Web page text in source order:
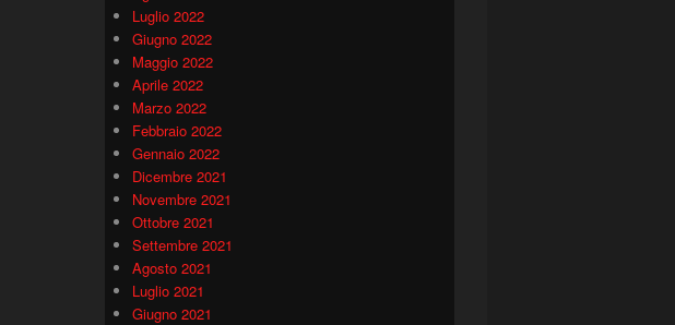
Luglio 2022
Giugno 2022
Maggio 2022
Aprile 2022
Marzo 2022
Febbraio 2022
Gennaio 2022
Dicembre 2021
Novembre 2021
Ottobre 2021
Settembre 2021
Agosto 2021
Luglio 2021
Giugno 2021